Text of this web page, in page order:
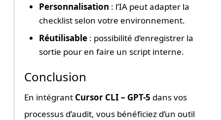
Personnalisation : l’IA peut adapter la
checklist selon votre environnement.
Réutilisable : possibilité d’enregistrer la
sortie pour en faire un script interne.
Conclusion
En intégrant Cursor CLI – GPT-5 dans vos
processus d’audit, vous bénéficiez d’un outil